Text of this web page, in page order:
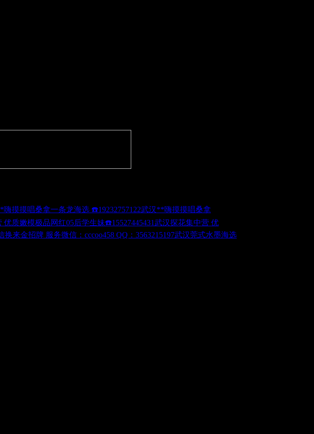
武汉**嗨摸摸唱桑拿
武汉探花集中营 优
武汉莞式水墨海选